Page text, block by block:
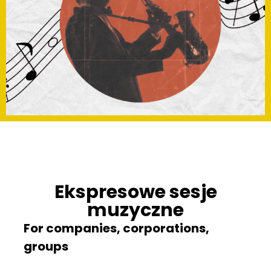
Ekspresowe sesje
muzyczne
For companies, corporations,
groups